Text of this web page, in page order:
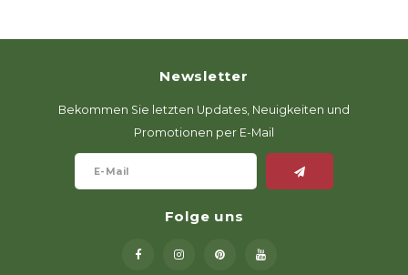
Newsletter
Bekommen Sie letzten Updates, Neuigkeiten und
Promotionen per E-Mail
Folge uns